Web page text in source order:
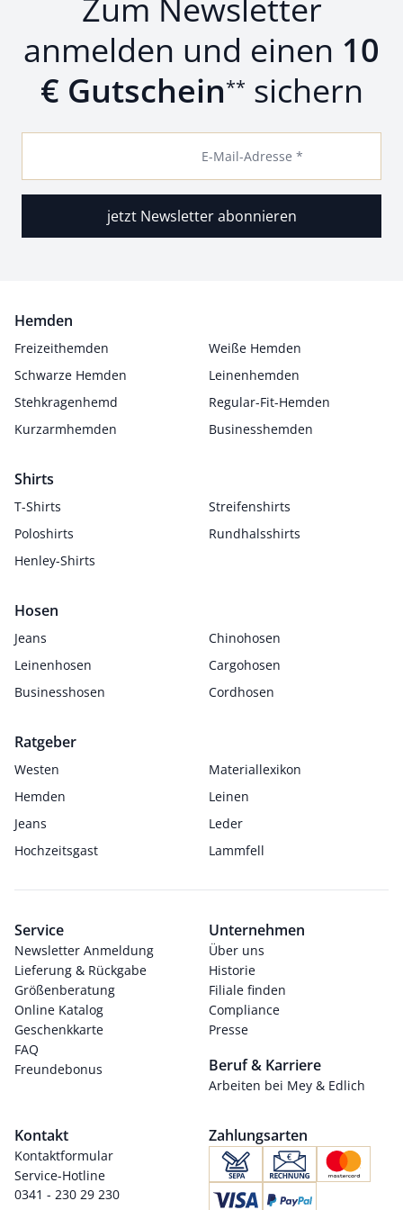
Zum Newsletter
anmelden und einen 10
€ Gutschein** sichern
E-Mail-Adresse *
jetzt Newsletter abonnieren
Hemden
Freizeithemden
Weiße Hemden
Schwarze Hemden
Leinenhemden
Stehkragenhemd
Regular-Fit-Hemden
Kurzarmhemden
Businesshemden
Shirts
T-Shirts
Streifenshirts
Poloshirts
Rundhalsshirts
Henley-Shirts
Hosen
Jeans
Chinohosen
Leinenhosen
Cargohosen
Businesshosen
Cordhosen
Ratgeber
Westen
Materiallexikon
Hemden
Leinen
Jeans
Leder
Hochzeitsgast
Lammfell
Service
Newsletter Anmeldung
Lieferung & Rückgabe
Größenberatung
Online Katalog
Geschenkkarte
FAQ
Freundebonus
Unternehmen
Über uns
Historie
Filiale finden
Compliance
Presse
Beruf & Karriere
Arbeiten bei Mey & Edlich
Kontakt
Kontaktformular
Service-Hotline
0341 - 230 29 230
Zahlungsarten